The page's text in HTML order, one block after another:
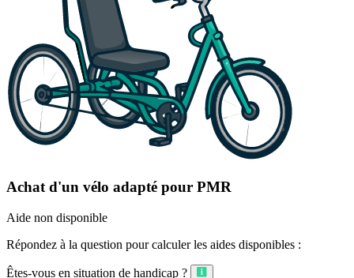
Achat d'un vélo adapté pour PMR
Aide non disponible
Répondez à la question pour calculer les aides disponibles :
Êtes-vous en situation de handicap ?